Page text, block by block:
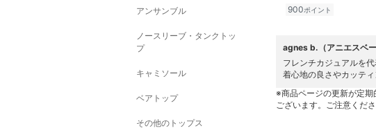
アンサンブル
ノースリーブ・タンクトッ
プ
キャミソール
ベアトップ
その他のトップス
900ポイント
agnes b.（アニエスベー
フレンチカジュアルを
着心地の良さやカッテ
※商品ページの更新が定
ございます。ご注意くださ